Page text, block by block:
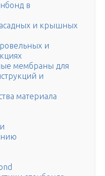
в
и крышных
и
мембраны для
и
материала